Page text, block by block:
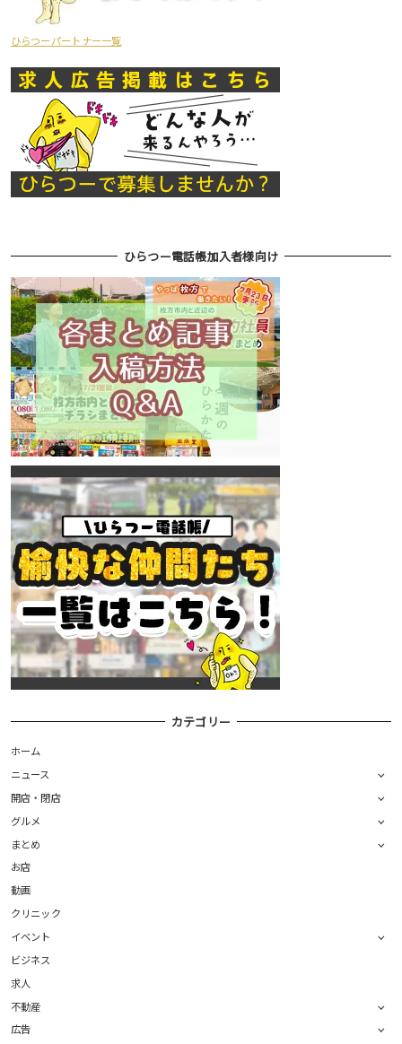
ひらつーパートナー一覧
ひらつー電話帳加入者様向け
カテゴリー
ホーム
ニュース
開店・閉店
グルメ
まとめ
お店
動画
クリニック
イベント
ビジネス
求人
不動産
広告